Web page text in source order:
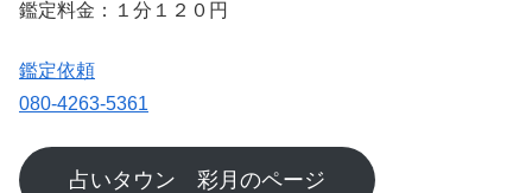
鑑定料金：１分１２０円
鑑定依頼
080-4263-5361
占いタウン 彩月のページ